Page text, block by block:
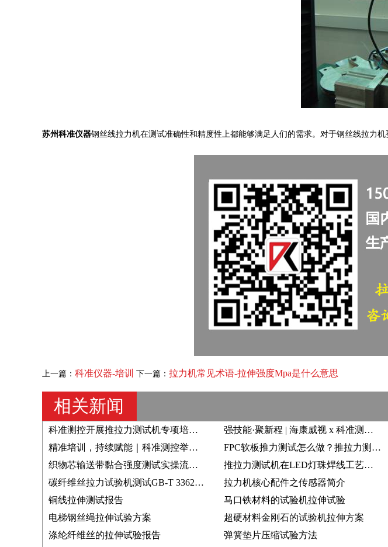
苏州科准仪器钢丝线拉力机在测试准确性和精度性上都能够满足人们的需求。对于钢丝线拉力
上一篇： 科准仪器-培训 下一篇： 拉力机常见术语-拉伸强度Mpa是什么意思
相关新闻
科准测控开展推拉力测试机专项培训，强化团队专业能力与技术服务水平 强技能·聚新程 | 海康威视 x 科准测控联合赋能培训会圆满举办
精准培训，持续赋能｜科准测控举办“小变形引伸计与大变形引伸计”专题培训
FPC软板推力测试怎么做？推拉力测试机在柔性电路板可靠性检测中的应用
织物芯输送带黏合强度测试实操流程：从试样准备到数据读取
推拉力测试机在LED灯珠焊线工艺中的质量控制解决方案
碳纤维丝拉力试验机测试GB-T 3362-2005
拉力机核心配件之传感器简介
铜线拉伸测试报告
马口铁材料的试验机拉伸试验
电梯钢丝绳拉伸试验方案
超硬材料金刚石的试验机拉伸方案
涤纶纤维丝的拉伸试验报告
弹簧垫片压缩试验方法